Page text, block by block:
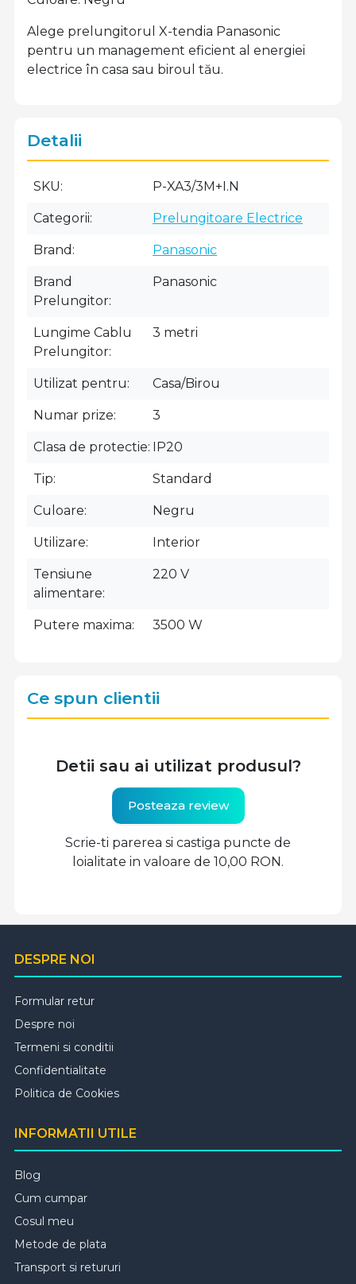
Alege prelungitorul X-tendia Panasonic
pentru un management eficient al energiei
electrice în casa sau biroul tău.
Detalii
SKU P-XA3/3M+I.N
Categorii Prelungitoare Electrice
Brand Panasonic
Brand
Prelungitor
Panasonic
Lungime Cablu
Prelungitor
3 metri
Utilizat pentru Casa/Birou
Numar prize 3
Clasa de protectie IP20
Tip Standard
Culoare Negru
Utilizare Interior
Tensiune
alimentare
220 V
Putere maxima 3500 W
Ce spun clientii
Detii sau ai utilizat produsul?
Posteaza review
Scrie-ti parerea si castiga puncte de
loialitate in valoare de 10,00 RON.
DESPRE NOI
Formular retur
Despre noi
Termeni si conditii
Confidentialitate
Politica de Cookies
INFORMATII UTILE
Blog
Cum cumpar
Cosul meu
Metode de plata
Transport si retururi